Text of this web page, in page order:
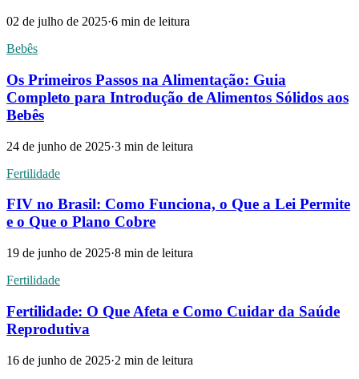
02 de julho de 2025·6 min de leitura
Bebês
Os Primeiros Passos na Alimentação: Guia
Completo para Introdução de Alimentos Sólidos aos
Bebês
24 de junho de 2025·3 min de leitura
Fertilidade
FIV no Brasil: Como Funciona, o Que a Lei Permite
e o Que o Plano Cobre
19 de junho de 2025·8 min de leitura
Fertilidade
Fertilidade: O Que Afeta e Como Cuidar da Saúde
Reprodutiva
16 de junho de 2025·2 min de leitura